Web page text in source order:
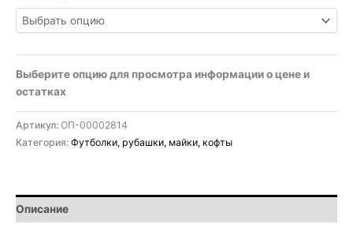
Выберите опцию для просмотра информации о цене и
остатках
Артикул: ОП-00002814
Категория: Футболки, рубашки, майки, кофты
Описание